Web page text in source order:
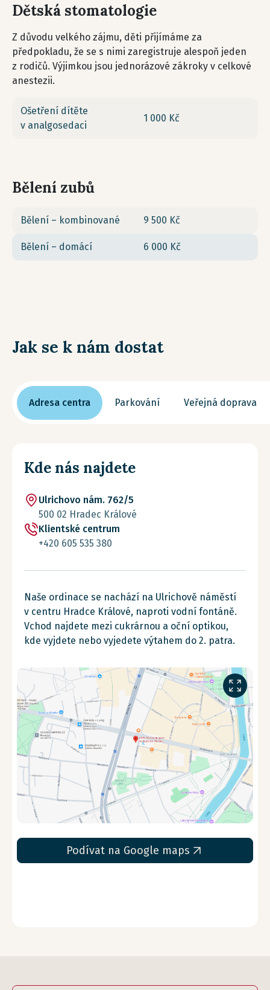
Dětská stomatologie
Z důvodu velkého zájmu, děti přijímáme za
předpokladu, že se s nimi zaregistruje alespoň jeden
z rodičů. Výjimkou jsou jednorázové zákroky v celkové
anestezii.
Ošetření dítěte
v analgosedaci
1 000 Kč
Bělení zubů
Bělení – kombinované 9 500 Kč
Bělení – domácí 6 000 Kč
Jak se k nám dostat
Adresa centra Parkování Veřejná doprava
Kde nás najdete
Ulrichovo nám. 762/5
500 02 Hradec Králové
Klientské centrum
+420 605 535 380
Naše ordinace se nachází na Ulrichově náměstí
v centru Hradce Králové, naproti vodní fontáně.
Vchod najdete mezi cukrárnou a oční optikou,
kde vyjdete nebo vyjedete výtahem do 2. patra.
Podívat na Google maps